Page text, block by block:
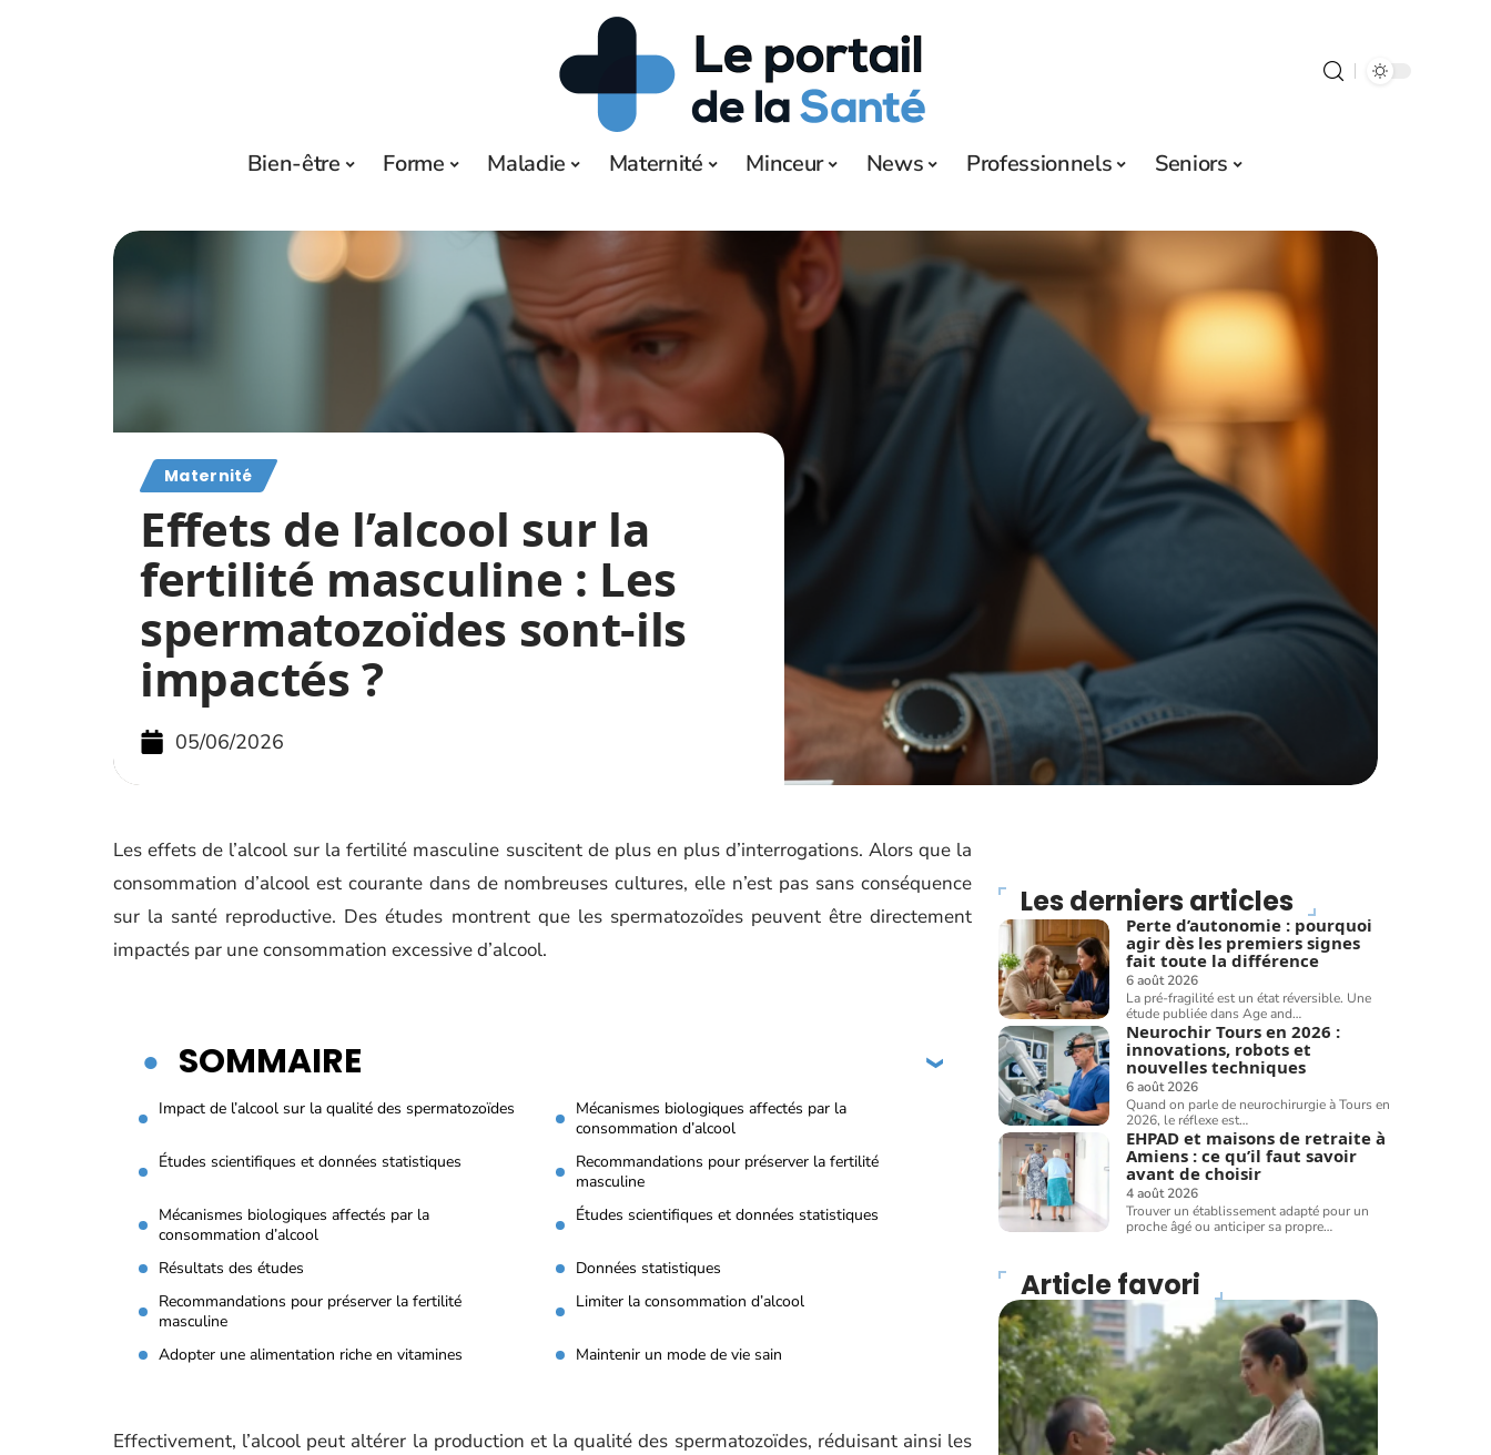
Bien-être Forme Maladie Maternité Minceur News Professionnels Seniors
Maternité
Effets de l’alcool sur la
fertilité masculine : Les
spermatozoïdes sont-ils
impactés ?
05/06/2026
Les effets de l’alcool sur la fertilité masculine suscitent de plus en plus d’interrogations. Alors que la
consommation d’alcool est courante dans de nombreuses cultures, elle n’est pas sans conséquence
sur la santé reproductive. Des études montrent que les spermatozoïdes peuvent être directement
impactés par une consommation excessive d’alcool.
SOMMAIRE
Impact de l’alcool sur la qualité des spermatozoïdes
Mécanismes biologiques affectés par la
consommation d’alcool
Études scientifiques et données statistiques
Recommandations pour préserver la fertilité
masculine
Mécanismes biologiques affectés par la
consommation d’alcool
Études scientifiques et données statistiques
Résultats des études
Données statistiques
Recommandations pour préserver la fertilité
masculine
Limiter la consommation d’alcool
Adopter une alimentation riche en vitamines Maintenir un mode de vie sain
Effectivement, l’alcool peut altérer la production et la qualité des spermatozoïdes, réduisant ainsi les
Les derniers articles
Perte d’autonomie : pourquoi
agir dès les premiers signes
fait toute la différence
6 août 2026
La pré-fragilité est un état réversible. Une
étude publiée dans Age and…
Neurochir Tours en 2026 :
innovations, robots et
nouvelles techniques
6 août 2026
Quand on parle de neurochirurgie à Tours en
2026, le réflexe est…
EHPAD et maisons de retraite à
Amiens : ce qu’il faut savoir
avant de choisir
4 août 2026
Trouver un établissement adapté pour un
proche âgé ou anticiper sa propre…
Article favori